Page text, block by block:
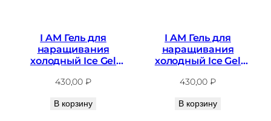
I AM Гель для
наращивания
холодный Ice Gel
430,00₽
В корзину
I AM Гель для
наращивания
холодный Ice Gel
430,00₽
В корзину